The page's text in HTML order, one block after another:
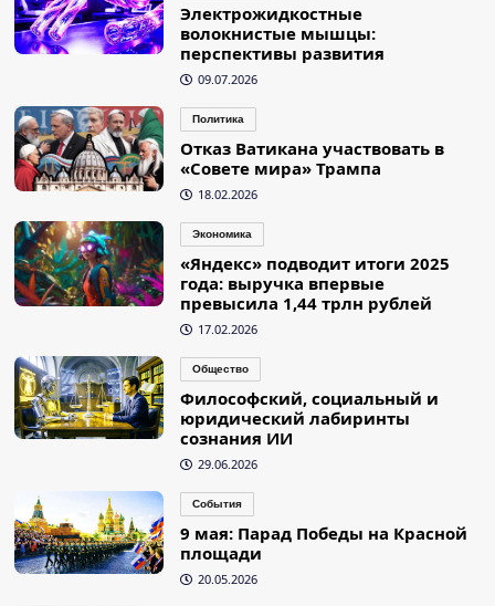
Электрожидкостные
волокнистые мышцы:
перспективы развития
09.07.2026
Политика
Отказ Ватикана участвовать в
«Совете мира» Трампа
18.02.2026
Экономика
«Яндекс» подводит итоги 2025
года: выручка впервые
превысила 1,44 трлн рублей
17.02.2026
Общество
Философский, социальный и
юридический лабиринты
сознания ИИ
29.06.2026
События
9 мая: Парад Победы на Красной
площади
20.05.2026